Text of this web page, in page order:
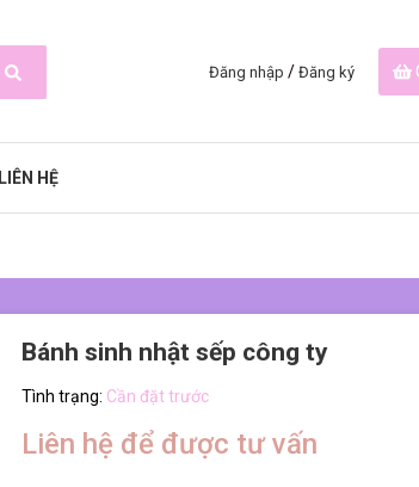
Đăng nhập / Đăng ký
LIÊN HỆ
Bánh sinh nhật sếp công ty
Tình trạng: Cần đặt trước
Liên hệ để được tư vấn